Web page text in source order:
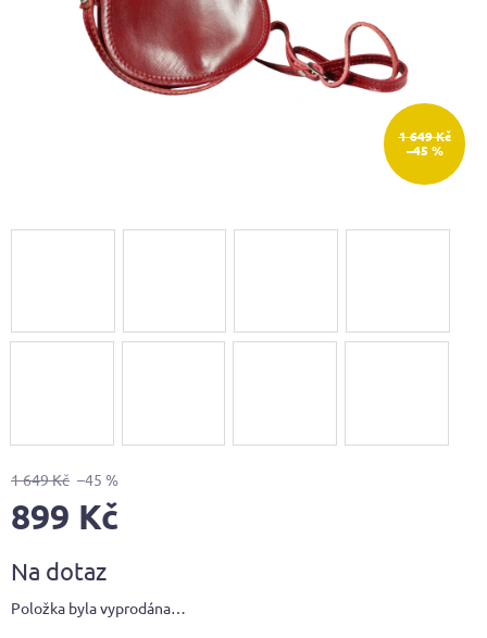
1 649 Kč
–45 %
1 649 Kč –45 %
899 Kč
cena:
Na dotaz
Položka byla vyprodána…